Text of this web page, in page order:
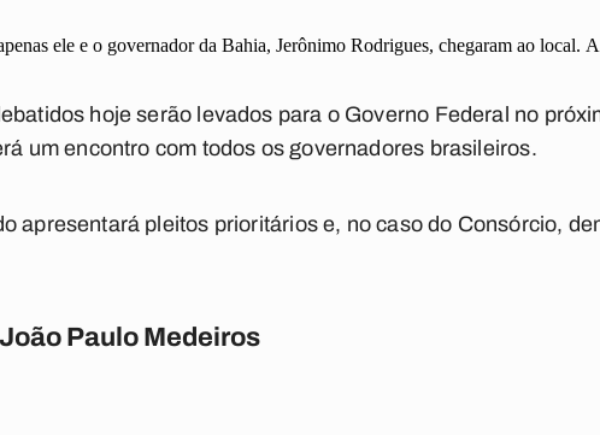
ele e o governador da Bahia, Jerônimo Rodrigues, chegaram ao local.
hoje serão levados para o Governo Federal no
um encontro com todos os governadores brasileiros.
apresentará pleitos prioritários e, no caso do Consórcio,
João Paulo Medeiros